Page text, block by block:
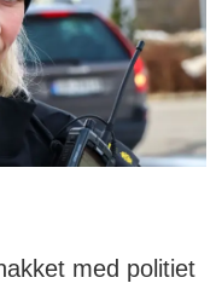
med politiet